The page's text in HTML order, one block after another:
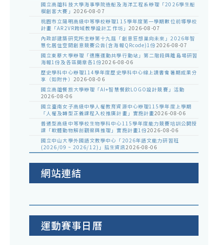
國立高雄科技大學海事學院造船及海洋工程系辦理「2026學生船
模創客大賽」 2026-08-07
桃園市立陽明高級中等學校辦理115學年度第一學期數位前導學校
計畫「AR2VR跨域教學設計工作坊」 2026-08-07
內政部建築研究所主辦第十九屆「創意狂想巢向未來」2026年智
慧化居住空間創意競賽公告(含海報QRcode)1份2026-08-07
國立東華大學辦理「適應運動共學行動站」第二階段與離島場研習
海報1份及各區簡章各1份2026-08-06
歷史學科中心辦理114學年度歷史學科中心線上讀書會暑期成果分
享（如附件） 2026-08-06
國立高雄餐旅大學辦理「AI+智慧餐飲LOGO設計競賽」活動
2026-08-06
國立臺南女子高級中學人權教育資源中心辦理115學年度上學期
「人權及轉型正義課程入校推廣計畫」實施計畫2026-08-06
普通型高級中等學校生物學科中心115學年度能力競賽培訓公開授
課「軟體動物解剖觀察與推理」實施計畫1份2026-08-06
國立中山大學外國語文教學中心「2026年語文能力研習班
(2026/09 ~ 2026/12)」招生資訊2026-08-06
網站連結
運動賽事日曆